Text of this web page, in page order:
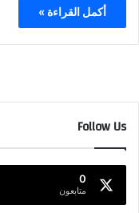
أكمل القراءة »
Follow Us
0
متابعون